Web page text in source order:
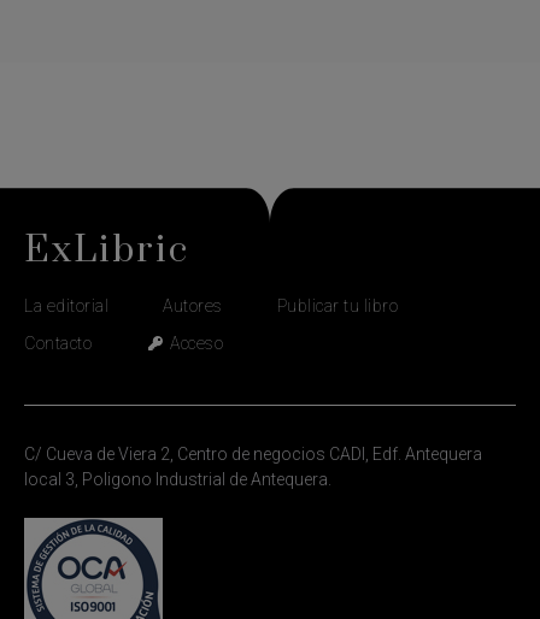
ExLibric
La editorial Autores
Publicar tu libro
Contacto
Acceso
C/ Cueva de Viera 2, Centro de negocios CADI, Edf. Antequera
local 3, Poligono Industrial de Antequera.